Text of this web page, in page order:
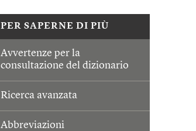
PER SAPERNE DI PIÙ
Avvertenze per la
consultazione del dizionario
Ricerca avanzata
Abbreviazioni